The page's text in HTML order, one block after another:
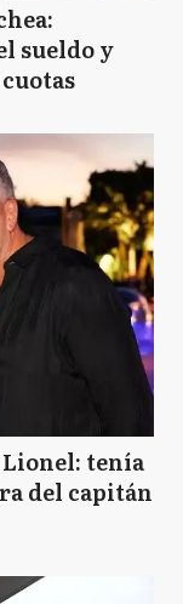
sueldo y
Lionel: tenía
del capitán